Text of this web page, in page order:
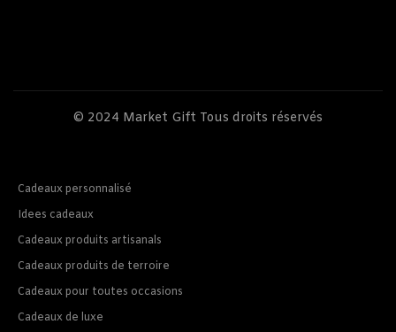
© 2024 Market Gift Tous droits réservés
Cadeaux personnalisé
Idees cadeaux
Cadeaux produits artisanals
Cadeaux produits de terroire
Cadeaux pour toutes occasions
Cadeaux de luxe